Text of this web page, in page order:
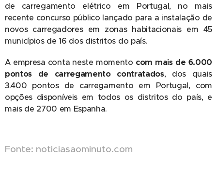
de carregamento elétrico em Portugal, no mais
recente concurso público lançado para a instalação de
novos carregadores em zonas habitacionais em 45
municípios de 16 dos distritos do país.
A empresa conta neste momento com mais de 6.000
pontos de carregamento contratados, dos quais
3.400 pontos de carregamento em Portugal, com
opções disponíveis em todos os distritos do país, e
mais de 2700 em Espanha.
Fonte: noticiasaominuto.com